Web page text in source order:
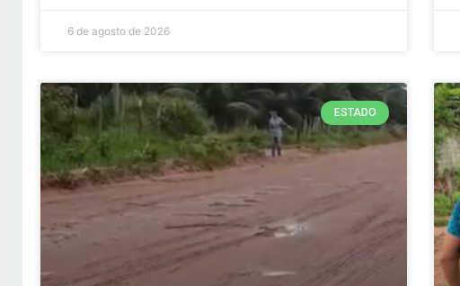
6 de agosto de 2026
ESTADO